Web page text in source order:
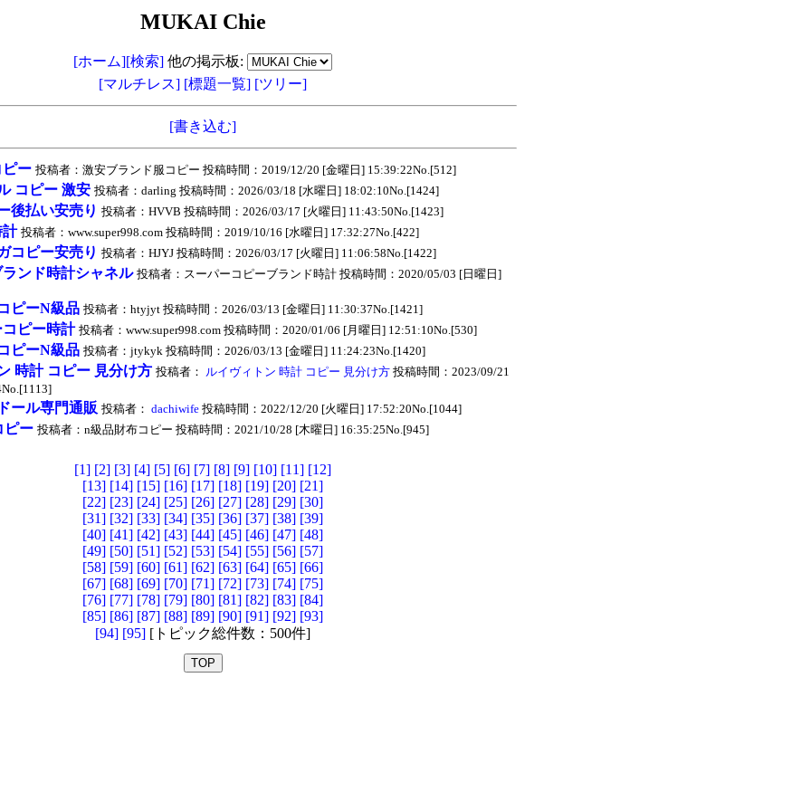
MUKAI Chie
[ホーム][検索] 他の掲示板:
[マルチレス] [標題一覧] [ツリー]
[書き込む]
ー 投稿者：激安ブランド服コピー 投稿時間：2019/12/20 [金曜日] 15:39:22No.[512]
コピー 激安 投稿者：darling 投稿時間：2026/03/18 [水曜日] 18:02:10No.[1424]
後払い安売り 投稿者：HVVB 投稿時間：2026/03/17 [火曜日] 11:43:50No.[1423]
計 投稿者：www.super998.com 投稿時間：2019/10/16 [水曜日] 17:32:27No.[422]
コピー安売り 投稿者：HJYJ 投稿時間：2026/03/17 [火曜日] 11:06:58No.[1422]
ンド時計シャネル 投稿者：スーパーコピーブランド時計 投稿時間：2020/05/03 [日曜日]
ピーN級品 投稿者：htyjyt 投稿時間：2026/03/13 [金曜日] 11:30:37No.[1421]
ピー時計 投稿者：www.super998.com 投稿時間：2020/01/06 [月曜日] 12:51:10No.[530]
ピーN級品 投稿者：jtykyk 投稿時間：2026/03/13 [金曜日] 11:24:23No.[1420]
時計 コピー 見分け方 投稿者： ルイヴィトン 時計 コピー 見分け方 投稿時間：2023/09/21
ール専門通販 投稿者： dachiwife 投稿時間：2022/12/20 [火曜日] 17:52:20No.[1044]
ピー 投稿者：n級品財布コピー 投稿時間：2021/10/28 [木曜日] 16:35:25No.[945]
[1] [2] [3] [4] [5] [6] [7] [8] [9] [10] [11] [12]
[13] [14] [15] [16] [17] [18] [19] [20] [21]
[22] [23] [24] [25] [26] [27] [28] [29] [30]
[31] [32] [33] [34] [35] [36] [37] [38] [39]
[40] [41] [42] [43] [44] [45] [46] [47] [48]
[49] [50] [51] [52] [53] [54] [55] [56] [57]
[58] [59] [60] [61] [62] [63] [64] [65] [66]
[67] [68] [69] [70] [71] [72] [73] [74] [75]
[76] [77] [78] [79] [80] [81] [82] [83] [84]
[85] [86] [87] [88] [89] [90] [91] [92] [93]
[94] [95] [トピック総件数：500件]